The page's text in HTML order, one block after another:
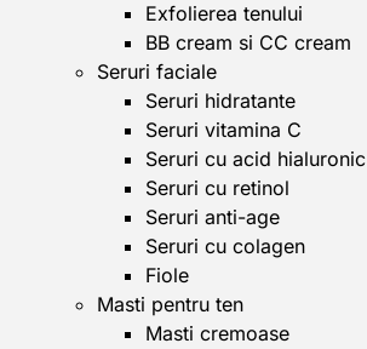
Exfolierea tenului
BB cream si CC cream
Seruri faciale
Seruri hidratante
Seruri vitamina C
Seruri cu acid hialuronic
Seruri cu retinol
Seruri anti-age
Seruri cu colagen
Fiole
Masti pentru ten
Masti cremoase